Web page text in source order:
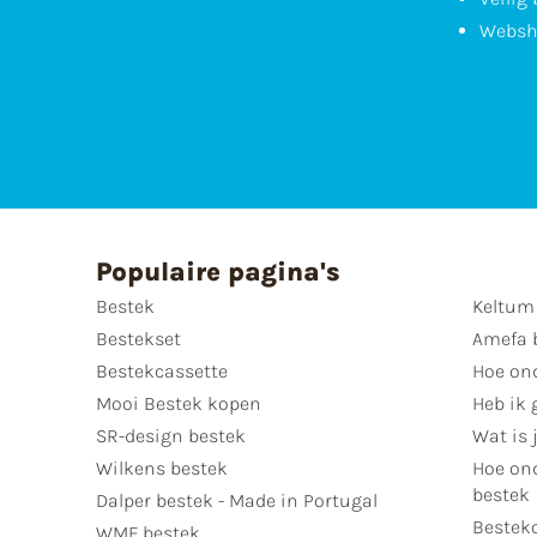
Populaire pagina's
Bestek
Bestekset
Bestekcassette
Mooi Bestek kopen
SR-design bestek
Wilkens bestek
Dalper bestek - Made in Portugal
Amefa
Hoe
Heb ik
Wat is
Hoe
bestek